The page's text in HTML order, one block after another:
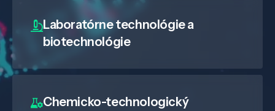
Laboratórne technológie a
biotechnológie
Chemicko-technologický